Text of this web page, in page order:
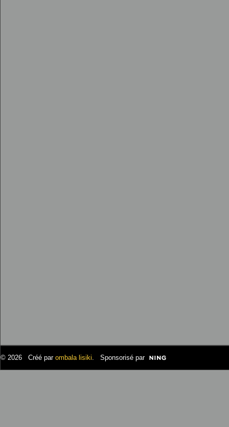
© 2026 Créé par ombala lisiki. Sponsorisé par